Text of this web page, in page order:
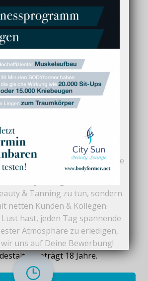
m/w/d
Beratung
bei
Sun
City Sun Beauty Lounge
Beauty Lounge arbeitet, hat
& Tanning zu tun, sondern
netten Kunden & Kollegen.
hast, jeden Tag spannende
Atmosphäre zu erledigen,
uns auf Deine Bewerbung!
beträgt 18 Jahre.